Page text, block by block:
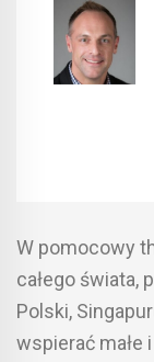
W pomocowy
całego świata,
Polski,
wspierać małe